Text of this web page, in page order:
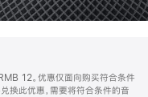
12。优惠仅面向购买符合条件
换此优惠，需要将符合条件的音